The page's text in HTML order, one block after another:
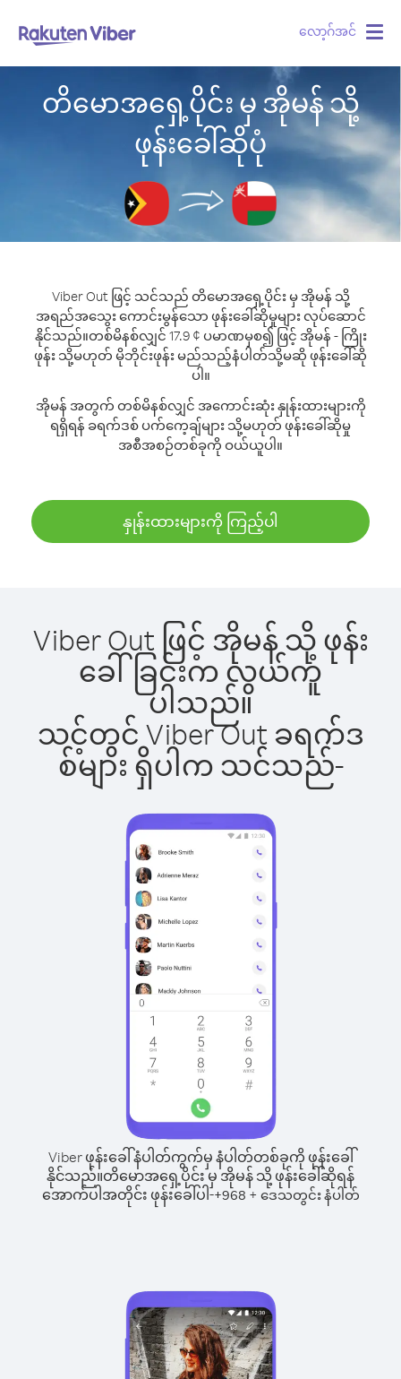
လော့ဂ်အင်
တိမောအရှေ့ပိုင်း မှ အိုမန် သို့
ဖုန်းခေါ်ဆိုပုံ
Viber Out ဖြင့် သင်သည် တိမောအရှေ့ပိုင်း မှ အိုမန် သို့
အရည်အသွေး ကောင်းမွန်သော ဖုန်းခေါ်ဆိုမှုများ လုပ်ဆောင်
နိုင်သည်။တစ်မိနစ်လျှင် 17.9 ¢ ပမာဏမှစ၍ ဖြင့် အိုမန် - ကြိုး
ဖုန်း သို့မဟုတ် မိုဘိုင်းဖုန်း မည်သည့်နံပါတ်သို့မဆို ဖုန်းခေါ်ဆို
ပါ။
အိုမန် အတွက် တစ်မိနစ်လျှင် အကောင်းဆုံး နှုန်းထားများကို
ရရှိရန် ခရက်ဒစ် ပက်ကေ့ချ်များ သို့မဟုတ် ဖုန်းခေါ်ဆိုမှု
အစီအစဉ်တစ်ခုကို ဝယ်ယူပါ။
နှုန်းထားများကို ကြည့်ပါ
Viber Out ဖြင့် အိုမန် သို့ ဖုန်း
ခေါ်ခြင်းက လွယ်ကူ
ပါသည်။
သင့်တွင် Viber Out ခရက်ဒ
စ်များ ရှိပါက သင်သည်-
Viber ဖုန်းခေါ်နံပါတ်ကွက်မှ နံပါတ်တစ်ခုကို ဖုန်းခေါ်
နိုင်သည်။တိမောအရှေ့ပိုင်း မှ အိုမန် သို့ ဖုန်းခေါ်ဆိုရန်
အောက်ပါအတိုင်း ဖုန်းခေါ်ပါ-+968 + ဒေသတွင်း နံပါတ်